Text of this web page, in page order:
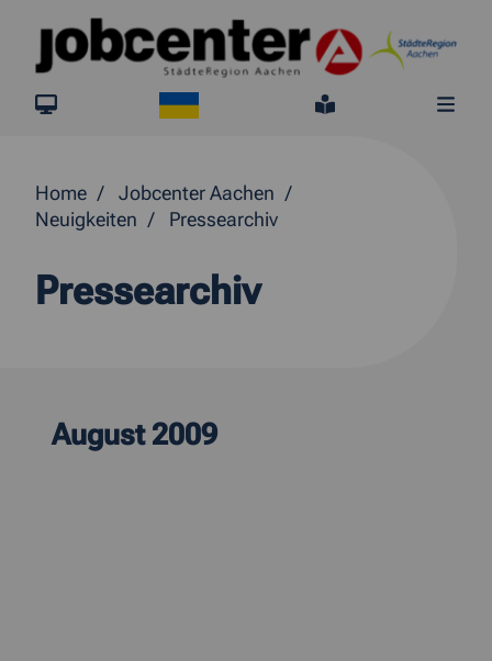
Springe direkt zum Inhalt
jobcenter.digital
Leichte
Home
Jobcenter Aachen
Neuigkeiten
Pressearchiv
Pressearchiv
August 2009